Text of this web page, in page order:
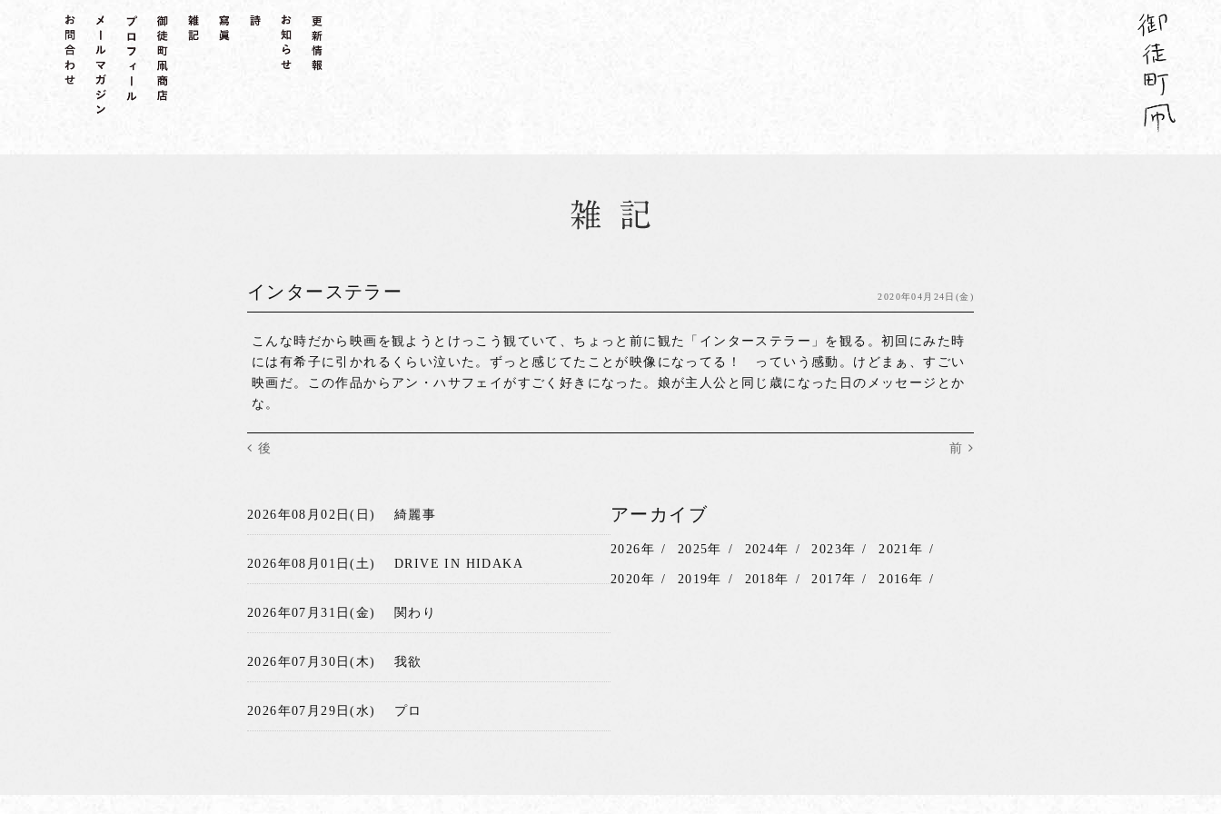
インターステラー 2020年04月24日(金)
こんな時だから映画を観ようとけっこう観ていて、ちょっと前に観た「インターステラー」を観る。初回にみた時
には有希子に引かれるくらい泣いた。ずっと感じてたことが映像になってる！ っていう感動。けどまぁ、すごい
映画だ。この作品からアン・ハサフェイがすごく好きになった。娘が主人公と同じ歳になった日のメッセージとか
な。
後 前
2026年08月02日(日) 綺麗事
2026年08月01日(土) DRIVE IN HIDAKA
2026年07月31日(金) 関わり
2026年07月30日(木) 我欲
2026年07月29日(水) プロ
アーカイブ
2026年 2025年 2024年 2023年 2021年
2020年 2019年 2018年 2017年 2016年